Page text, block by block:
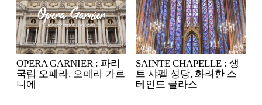
OPERA GARNIER : 파리
국립 오페라, 오페라 가르
니에
SAINTE CHAPELLE : 생
트 샤펠 성당, 화려한 스
테인드 글라스